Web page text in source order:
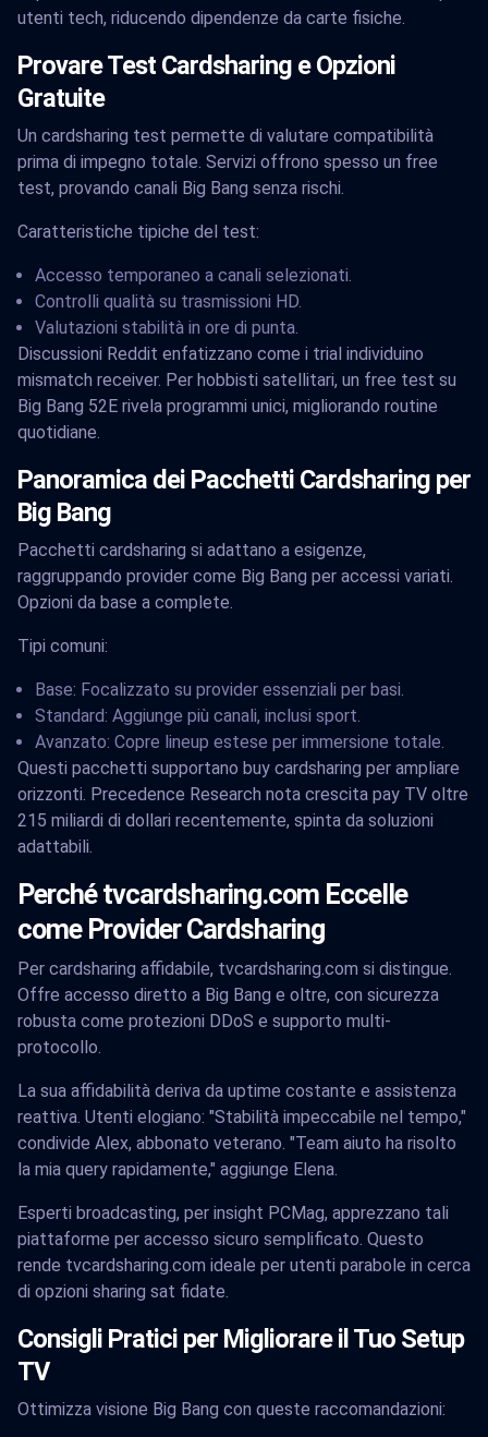
utenti tech, riducendo dipendenze da carte fisiche.
Provare Test Cardsharing e Opzioni
Gratuite
Un cardsharing test permette di valutare compatibilità
prima di impegno totale. Servizi offrono spesso un free
test, provando canali Big Bang senza rischi.
Caratteristiche tipiche del test:
Accesso temporaneo a canali selezionati.
Controlli qualità su trasmissioni HD.
Valutazioni stabilità in ore di punta.
Discussioni Reddit enfatizzano come i trial individuino
mismatch receiver. Per hobbisti satellitari, un free test su
Big Bang 52E rivela programmi unici, migliorando routine
quotidiane.
Panoramica dei Pacchetti Cardsharing per
Big Bang
Pacchetti cardsharing si adattano a esigenze,
raggruppando provider come Big Bang per accessi variati.
Opzioni da base a complete.
Tipi comuni:
Base: Focalizzato su provider essenziali per basi.
Standard: Aggiunge più canali, inclusi sport.
Avanzato: Copre lineup estese per immersione totale.
Questi pacchetti supportano buy cardsharing per ampliare
orizzonti. Precedence Research nota crescita pay TV oltre
215 miliardi di dollari recentemente, spinta da soluzioni
adattabili.
Perché tvcardsharing.com Eccelle
come Provider Cardsharing
Per cardsharing affidabile, tvcardsharing.com si distingue.
Offre accesso diretto a Big Bang e oltre, con sicurezza
robusta come protezioni DDoS e supporto multi-
protocollo.
La sua affidabilità deriva da uptime costante e assistenza
reattiva. Utenti elogiano: "Stabilità impeccabile nel tempo,"
condivide Alex, abbonato veterano. "Team aiuto ha risolto
la mia query rapidamente," aggiunge Elena.
Esperti broadcasting, per insight PCMag, apprezzano tali
piattaforme per accesso sicuro semplificato. Questo
rende tvcardsharing.com ideale per utenti parabole in cerca
di opzioni sharing sat fidate.
Consigli Pratici per Migliorare il Tuo Setup
TV
Ottimizza visione Big Bang con queste raccomandazioni: